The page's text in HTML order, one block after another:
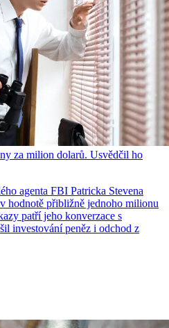
za milion dolarů. Usvědčil ho
agenta FBI Patricka Stevena
hodnotě přibližně jednoho milionu
patří jeho konverzace s
investování peněz i odchod z